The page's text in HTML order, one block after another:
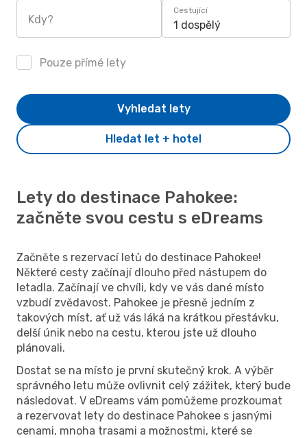
Kdy?
Cestující
1 dospělý
Pouze přímé lety
Hledat let + hotel
Vyhledat lety
Lety do destinace Pahokee:
začněte svou cestu s eDreams
Začněte s rezervací letů do destinace Pahokee!
Některé cesty začínají dlouho před nástupem do
letadla. Začínají ve chvíli, kdy ve vás dané místo
vzbudí zvědavost. Pahokee je přesně jedním z
takových míst, ať už vás láká na krátkou přestávku,
delší únik nebo na cestu, kterou jste už dlouho
plánovali.
Dostat se na místo je první skutečný krok. A výběr
správného letu může ovlivnit celý zážitek, který bude
následovat. V eDreams vám pomůžeme prozkoumat
a rezervovat lety do destinace Pahokee s jasnými
cenami, mnoha trasami a možnostmi, které se